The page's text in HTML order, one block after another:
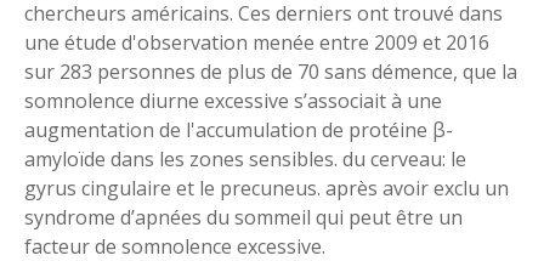
chercheurs américains. Ces derniers ont trouvé dans
une étude d'observation menée entre 2009 et 2016
sur 283 personnes de plus de 70 sans démence, que la
somnolence diurne excessive s’associait à une
augmentation de l'accumulation de protéine β-
amyloïde dans les zones sensibles. du cerveau: le
gyrus cingulaire et le precuneus. après avoir exclu un
syndrome d’apnées du sommeil qui peut être un
facteur de somnolence excessive.